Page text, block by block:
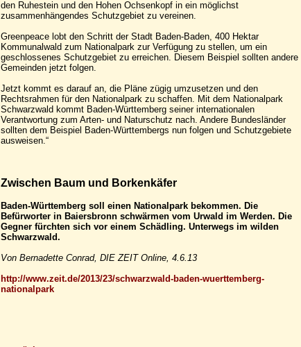
den Ruhestein und den Hohen Ochsenkopf in ein möglichst
zusammenhängendes Schutzgebiet zu vereinen.
Greenpeace lobt den Schritt der Stadt Baden-Baden, 400 Hektar
Kommunalwald zum Nationalpark zur Verfügung zu stellen, um ein
geschlossenes Schutzgebiet zu erreichen. Diesem Beispiel sollten andere
Gemeinden jetzt folgen.
Jetzt kommt es darauf an, die Pläne zügig umzusetzen und den
Rechtsrahmen für den Nationalpark zu schaffen. Mit dem Nationalpark
Schwarzwald kommt Baden-Württemberg seiner internationalen
Verantwortung zum Arten- und Naturschutz nach. Andere Bundesländer
sollten dem Beispiel Baden-Württembergs nun folgen und Schutzgebiete
ausweisen.“
Zwischen Baum und Borkenkäfer
Baden-Württemberg soll einen Nationalpark bekommen. Die
Befürworter in Baiersbronn schwärmen vom Urwald im Werden. Die
Gegner fürchten sich vor einem Schädling. Unterwegs im wilden
Schwarzwald.
Von Bernadette Conrad, DIE ZEIT Online, 4.6.13
http://www.zeit.de/2013/23/schwarzwald-baden-wuerttemberg-
nationalpark